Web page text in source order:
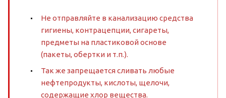
Не отправляйте в канализацию средства
гигиены, контрацепции, сигареты,
предметы на пластиковой основе
(пакеты, обертки и т.п.).
Так же запрещается сливать любые
нефтепродукты, кислоты, щелочи,
содержащие хлор вещества.